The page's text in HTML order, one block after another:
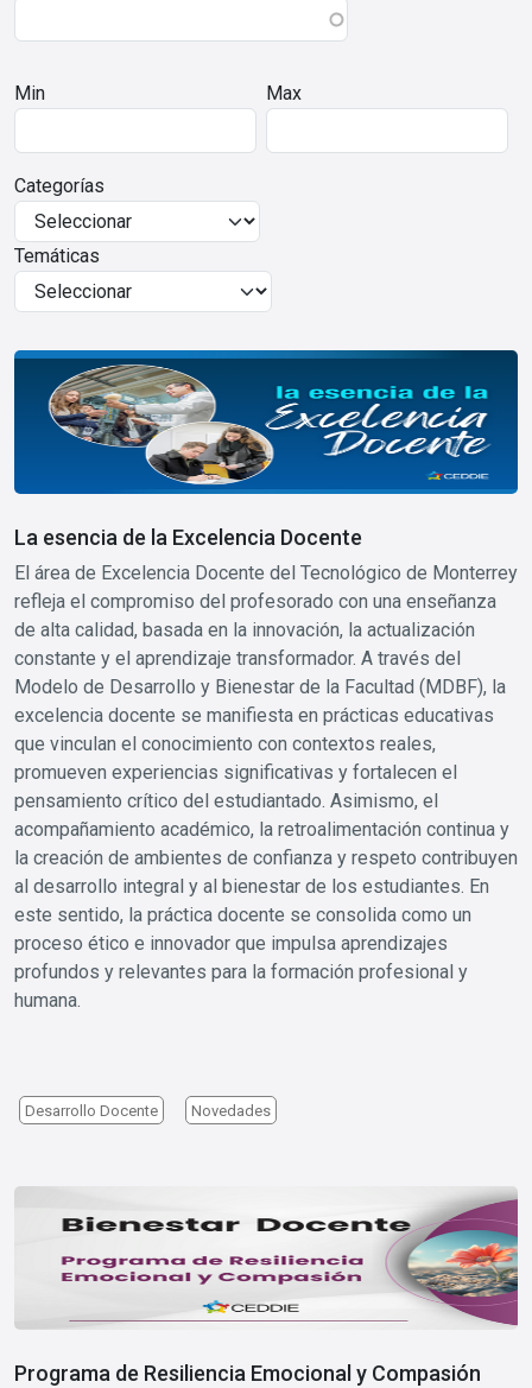
Min Max
Categorías
Temáticas
Image
La esencia de la Excelencia Docente
El área de Excelencia Docente del Tecnológico de Monterrey
refleja el compromiso del profesorado con una enseñanza
de alta calidad, basada en la innovación, la actualización
constante y el aprendizaje transformador. A través del
Modelo de Desarrollo y Bienestar de la Facultad (MDBF), la
excelencia docente se manifiesta en prácticas educativas
que vinculan el conocimiento con contextos reales,
promueven experiencias significativas y fortalecen el
pensamiento crítico del estudiantado. Asimismo, el
acompañamiento académico, la retroalimentación continua y
la creación de ambientes de confianza y respeto contribuyen
al desarrollo integral y al bienestar de los estudiantes. En
este sentido, la práctica docente se consolida como un
proceso ético e innovador que impulsa aprendizajes
profundos y relevantes para la formación profesional y
humana.
Desarrollo Docente Novedades
Programa de Resiliencia Emocional y Compasión